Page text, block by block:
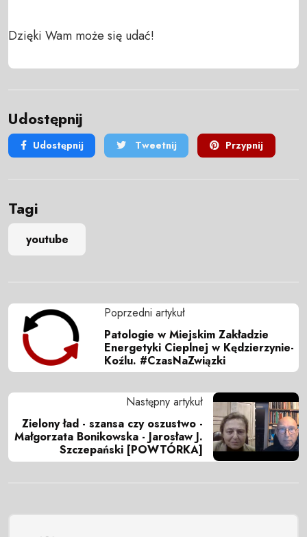
Dzięki Wam może się udać!
Udostępnij
Udostępnij Tweetnij Przypnij
Tagi
youtube
Poprzedni artykuł
Patologie w Miejskim Zakładzie
Energetyki Cieplnej w Kędzierzynie-
Koźlu. #CzasNaZwiązki
Następny artykuł
Zielony ład - szansa czy oszustwo -
Małgorzata Bonikowska - Jarosław J.
Szczepański [POWTÓRKA]